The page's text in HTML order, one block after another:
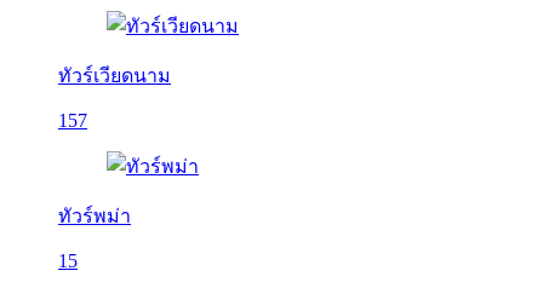
ทัวร์เวียดนาม
157
ทัวร์พม่า
15